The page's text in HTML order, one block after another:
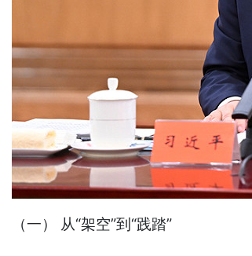
（一） 从“架空”到“践踏”